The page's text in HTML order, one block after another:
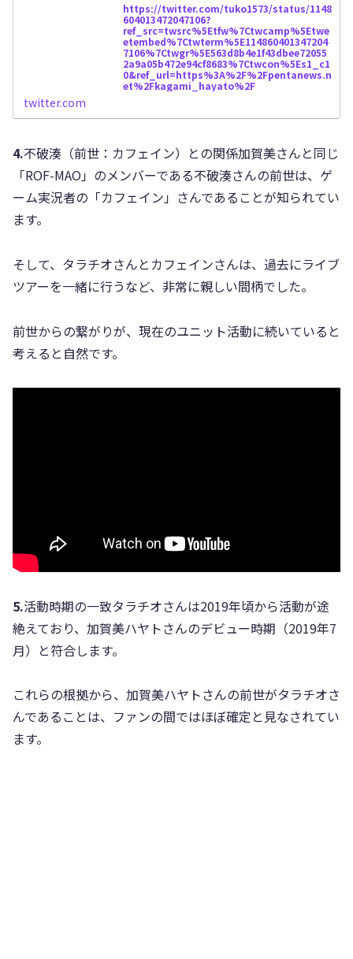
https://twitter.com/tuko1573/status/1148
604013472047106?
ref_src=twsrc%5Etfw%7Ctwcamp%5Etwe
etembed%7Ctwterm%5E114860401347204
7106%7Ctwgr%5E563d8b4e1f43dbee72055
2a9a05b472e94cf8683%7Ctwcon%5Es1_c1
0&ref_url=https%3A%2F%2Fpentanews.n
et%2Fkagami_hayato%2F
twitter.com
4.不破湊（前世：カフェイン）との関係加賀美さんと同じ
「ROF-MAO」のメンバーである不破湊さんの前世は、ゲ
ーム実況者の「カフェイン」さんであることが知られてい
ます。
そして、タラチオさんとカフェインさんは、過去にライブ
ツアーを一緒に行うなど、非常に親しい間柄でした。
前世からの繋がりが、現在のユニット活動に続いていると
考えると自然です。
5.活動時期の一致タラチオさんは2019年頃から活動が途
絶えており、加賀美ハヤトさんのデビュー時期（2019年7
月）と符合します。
これらの根拠から、加賀美ハヤトさんの前世がタラチオさ
んであることは、ファンの間ではほぼ確定と見なされてい
ます。